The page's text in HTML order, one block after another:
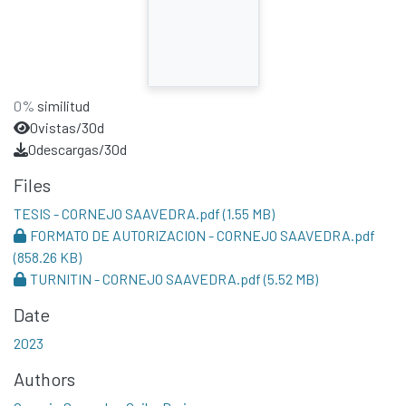
0% similitud
0vistas/30d
0descargas/30d
Files
TESIS - CORNEJO SAAVEDRA.pdf(1.55 MB)
FORMATO DE AUTORIZACION - CORNEJO SAAVEDRA.pdf
(858.26 KB)
TURNITIN - CORNEJO SAAVEDRA.pdf(5.52 MB)
Date
2023
Authors